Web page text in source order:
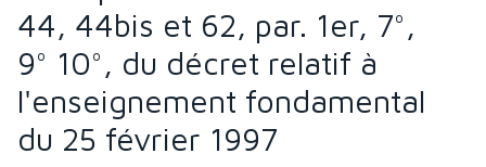
44, 44bis et 62, par. 1er, 7°,
9° 10°, du décret relatif à
l'enseignement fondamental
du 25 février 1997